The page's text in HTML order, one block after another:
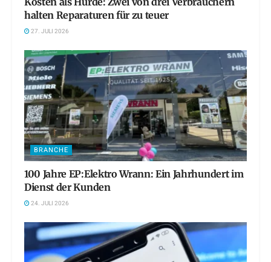
halten Reparaturen für zu teuer
27. JULI 2026
BRANCHE
100 Jahre EP:Elektro Wrann: Ein Jahrhundert im
Dienst der Kunden
24. JULI 2026